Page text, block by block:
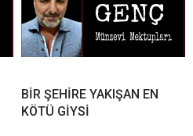
BİR ŞEHİRE YAKIŞAN EN
KÖTÜ GİYSİ